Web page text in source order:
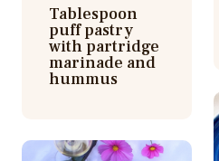
Tablespoon
puff pastry
with partridge
marinade and
hummus